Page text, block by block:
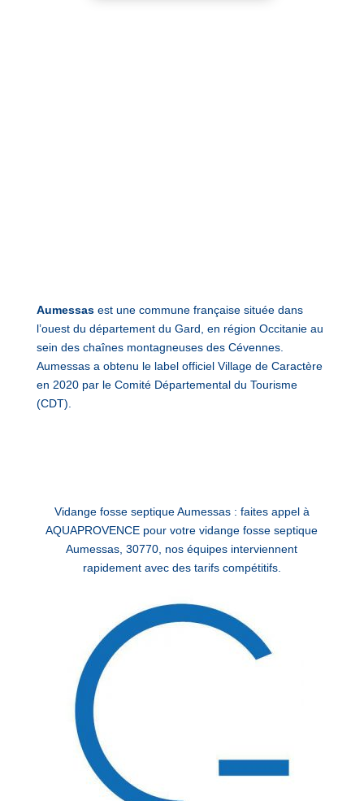
Aumessasest une commune française située dans
l’ouest du département du Gard, en région Occitanie au
sein des chaînes montagneuses des Cévennes.
Aumessas a obtenu le label officiel Village de Caractère
en 2020 par le Comité Départemental du Tourisme
(CDT).
Vidange fosse septique Aumessas : faites appel à
AQUAPROVENCE pour votre vidange fosse septique
Aumessas, 30770, nos équipes interviennent
rapidement avec des tarifs compétitifs.